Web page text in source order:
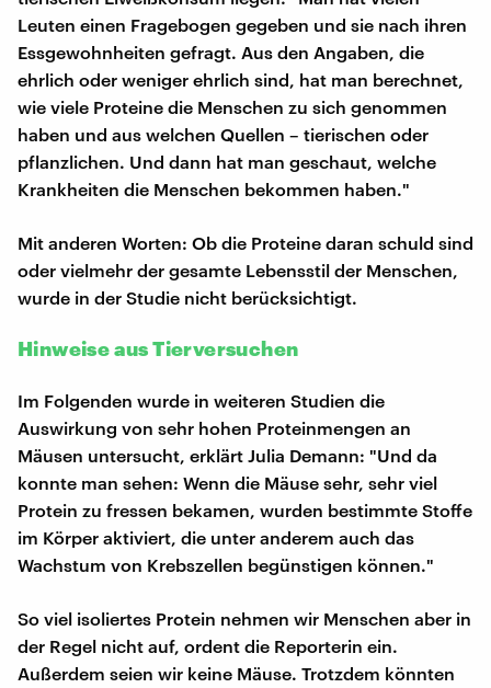
Leuten einen Fragebogen gegeben und sie nach ihren
Essgewohnheiten gefragt. Aus den Angaben, die
ehrlich oder weniger ehrlich sind, hat man berechnet,
wie viele Proteine die Menschen zu sich genommen
haben und aus welchen Quellen – tierischen oder
pflanzlichen. Und dann hat man geschaut, welche
Krankheiten die Menschen bekommen haben."
Mit anderen Worten: Ob die Proteine daran schuld sind
oder vielmehr der gesamte Lebensstil der Menschen,
wurde in der Studie nicht berücksichtigt.
Hinweise aus Tierversuchen
Im Folgenden wurde in weiteren Studien die
Auswirkung von sehr hohen Proteinmengen an
Mäusen untersucht, erklärt Julia Demann: "Und da
konnte man sehen: Wenn die Mäuse sehr, sehr viel
Protein zu fressen bekamen, wurden bestimmte Stoffe
im Körper aktiviert, die unter anderem auch das
Wachstum von Krebszellen begünstigen können."
So viel isoliertes Protein nehmen wir Menschen aber in
der Regel nicht auf, ordent die Reporterin ein.
Außerdem seien wir keine Mäuse. Trotzdem könnten